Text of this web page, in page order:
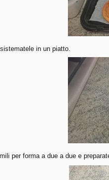
in un piatto.
per forma a due a due e